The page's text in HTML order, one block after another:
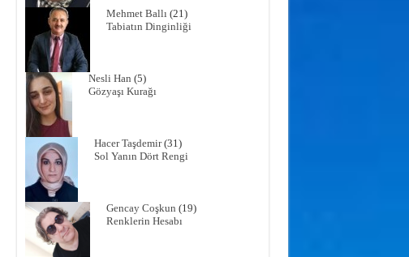
Mehmet Ballı(21)
Tabiatın Dinginliği
Nesli Han (5)
Gözyaşı Kurağı
Hacer Taşdemir(31)
Sol Yanın Dört Rengi
Gencay Coşkun (19)
Renklerin Hesabı